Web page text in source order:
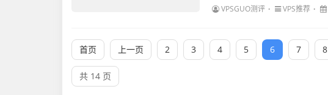
VPSGUO测评 VPS推荐
首页 上一页 2 3 4 5 6 7 8
共 14 页